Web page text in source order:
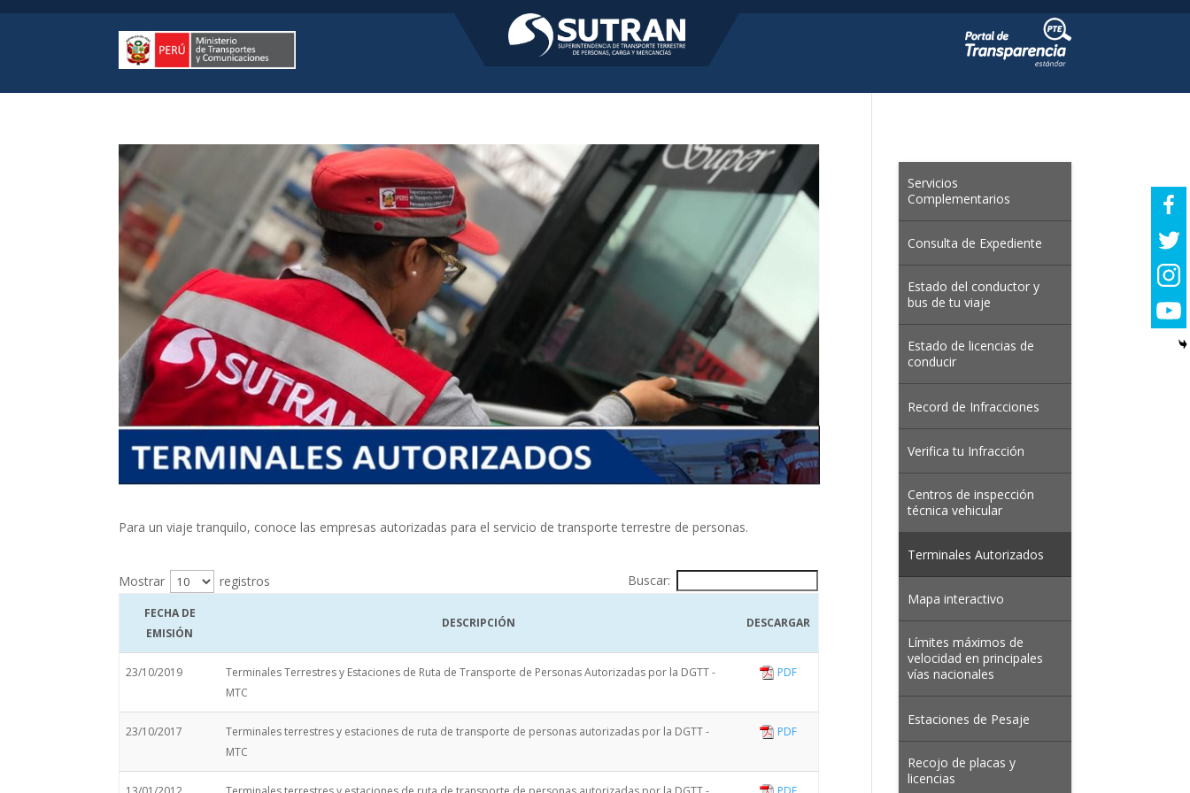
Para un viaje tranquilo, conoce las empresas autorizadas para el servicio de transporte terrestre de personas.
Mostrar registros Buscar:
FECHA DE
EMISIÓN
DESCRIPCIÓN DESCARGAR
23/10/2019
Terminales Terrestres y Estaciones de Ruta de Transporte de Personas Autorizadas por la DGTT -
MTC
PDF
23/10/2017
Terminales terrestres y estaciones de ruta de transporte de personas autorizadas por la DGTT -
MTC
PDF
Servicios
Complementarios
Consulta de Expediente
Estado del conductor y
bus de tu viaje
Estado de licencias de
conducir
Record de Infracciones
Verifica tu Infracción
Centros de inspección
técnica vehicular
Terminales Autorizados
Mapa interactivo
Límites máximos de
velocidad en principales
vías nacionales
Estaciones de Pesaje
Recojo de placas y
licencias